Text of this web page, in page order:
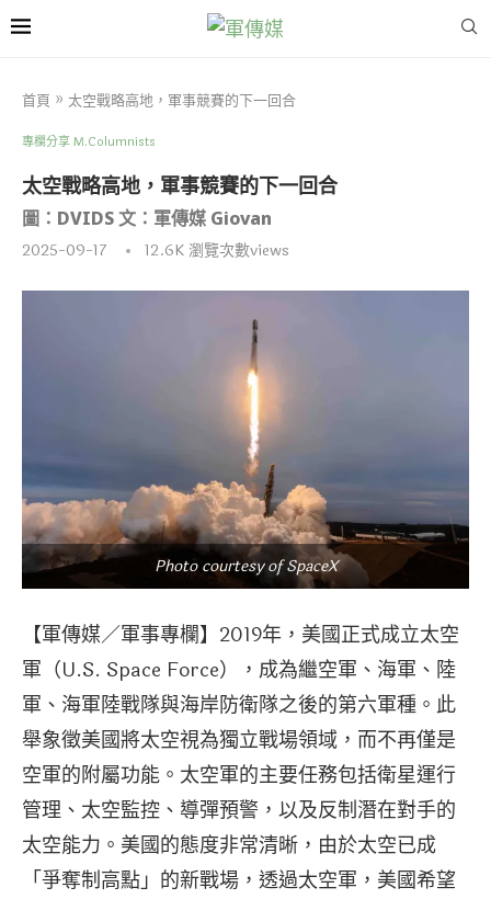
首頁 » 太空戰略高地，軍事競賽的下一回合
專欄分享 M.Columnists
太空戰略高地，軍事競賽的下一回合
圖：DVIDS 文：軍傳媒 Giovan
2025-09-17 12.6K瀏覽次數views
Photo courtesy of SpaceX
【軍傳媒／軍事專欄】2019年，美國正式成立太空
軍（U.S. Space Force），成為繼空軍、海軍、陸
軍、海軍陸戰隊與海岸防衛隊之後的第六軍種。此
舉象徵美國將太空視為獨立戰場領域，而不再僅是
空軍的附屬功能。太空軍的主要任務包括衛星運行
管理、太空監控、導彈預警，以及反制潛在對手的
太空能力。美國的態度非常清晰，由於太空已成
「爭奪制高點」的新戰場，透過太空軍，美國希望